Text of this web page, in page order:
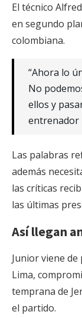
El técnico
en segundo
colombiana.
“Ahora lo
No
ellos y
entrenador
Las palabras
además
las críticas
las últimas
Así llegan
Junior viene
Lima,
temprana de
el partido.